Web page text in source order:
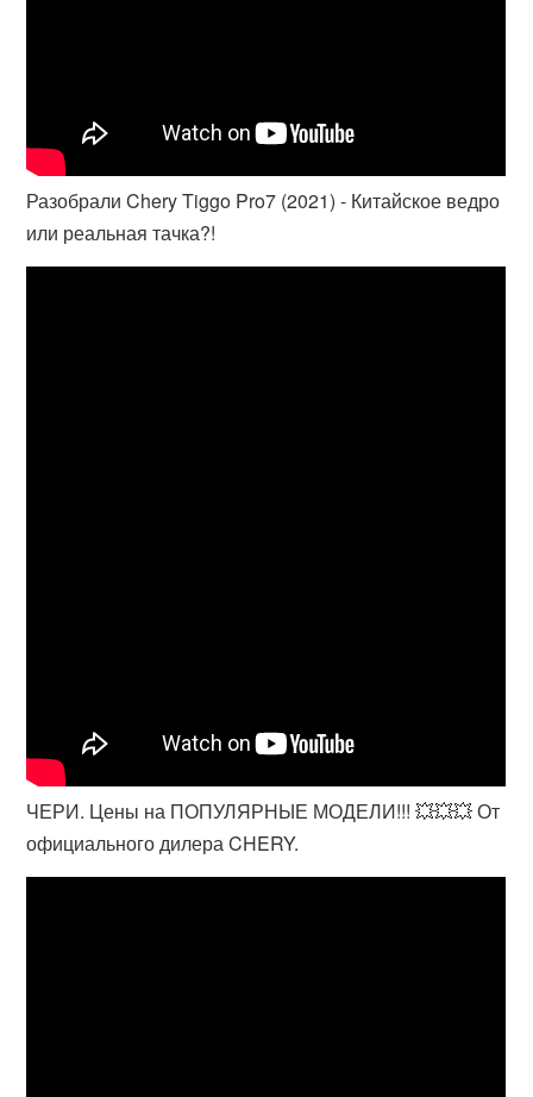
Разобрали Chery Tiggo Pro7 (2021) - Китайское ведро
или реальная тачка?!
ЧЕРИ. Цены на ПОПУЛЯРНЫЕ МОДЕЛИ!!! 💥💥💥 От
официального дилера CHERY.